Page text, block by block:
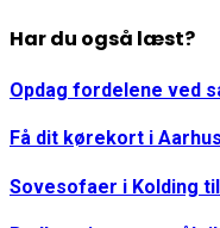
Har du også læst?
Opdag fordelene ved
Få dit kørekort i
Sovesofaer i Kolding